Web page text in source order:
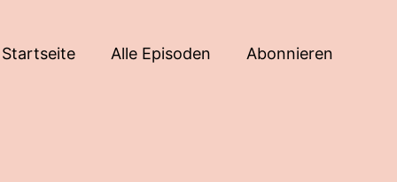
Startseite Alle Episoden Abonnieren